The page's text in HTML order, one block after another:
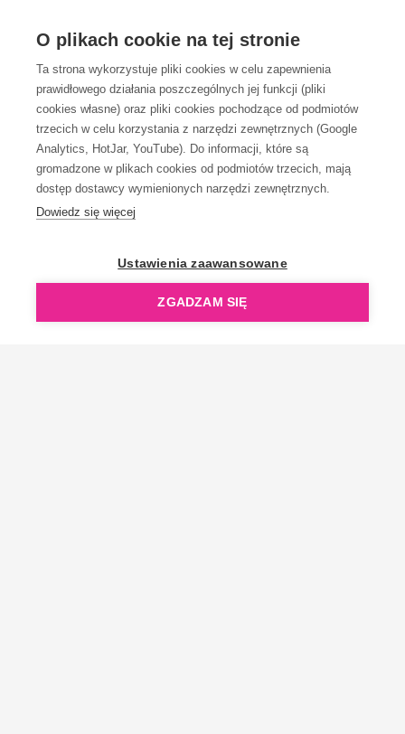
O plikach cookie na tej stronie
Ta strona wykorzystuje pliki cookies w celu zapewnienia
prawidłowego działania poszczególnych jej funkcji (pliki
cookies własne) oraz pliki cookies pochodzące od podmiotów
trzecich w celu korzystania z narzędzi zewnętrznych (Google
Analytics, HotJar, YouTube). Do informacji, które są
gromadzone w plikach cookies od podmiotów trzecich, mają
dostęp dostawcy wymienionych narzędzi zewnętrznych.
Dowiedz się więcej
Ustawienia zaawansowane
ZGADZAM SIĘ
OBSŁUGA KLIENTA
KONTAKT
OpenGift jest częścią ReflectGroup.